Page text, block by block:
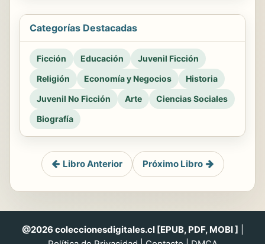
Categorías Destacadas
Ficción Educación
Juvenil Ficción
Religión
Economía y Negocios
Historia
Juvenil No Ficción
Arte
Ciencias Sociales
Biografía
Libro Anterior Próximo Libro
@2026 coleccionesdigitales.cl [EPUB, PDF, MOBI ]